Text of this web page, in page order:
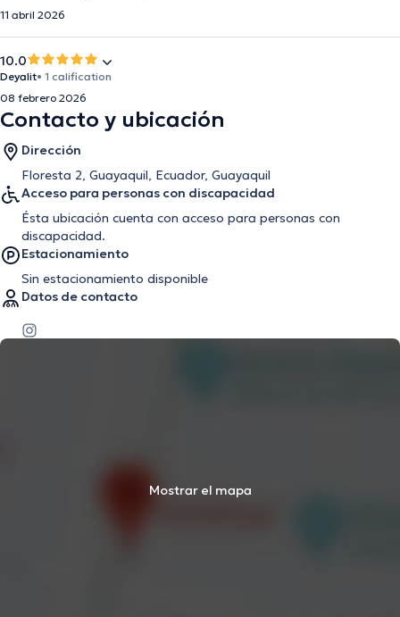
11 abril 2026
10.0
Deyalit• 1 calification
08 febrero 2026
Contacto y ubicación
Dirección
Floresta 2, Guayaquil, Ecuador, Guayaquil
Acceso para personas con discapacidad
Ésta ubicación cuenta con acceso para personas con
discapacidad.
Estacionamiento
Sin estacionamiento disponible
Datos de contacto
Mostrar el mapa